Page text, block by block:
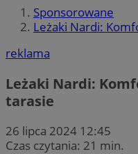
Sponsorowane
Leżaki Nardi:
reklama
Leżaki Nardi:
tarasie
26 lipca 2024 12:45
Czas czytania: 21 min.